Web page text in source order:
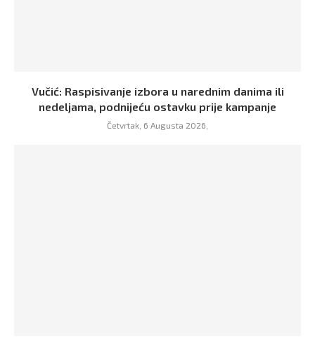
Vučić: Raspisivanje izbora u narednim danima ili
nedeljama, podnijeću ostavku prije kampanje
Četvrtak, 6 Augusta 2026,